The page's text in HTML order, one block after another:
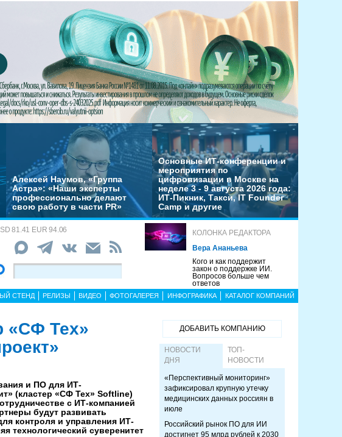
Алексей Наумов, «Группа
Астра»: «Наши эксперты
профессионально делают
свою работу в части PR»
Основные ИТ-конференции и
мероприятия по
цифровизации в Москве на
неделе 3 - 9 августа 2026 года:
ИТ-Пикник, Такси, IT Founder
Camp и другие
81.41 EUR 94.06
КОЛОНКА РЕДАКТОРА
Вера Ананьева
Кого и как поддержит
закон о поддержке ИИ.
Вопросов больше чем
ответов
СТЕНД РЕЛИЗЫ ВИДЕО ФОТОГАЛЕРЕЯ ИНФОГРАФИКА КАТАЛОГ КОМПАНИЙ
«СФ Тех»
и ПО для ИТ-
(кластер «СФ Тех» Softline)
с ИТ-компанией
будут развивать
контроля и управления ИТ-
технологический суверенитет
ДОБАВИТЬ КОМПАНИЮ
НОВОСТИ
ДНЯ
ТОП-
НОВОСТИ
«Перспективный мониторинг»
зафиксировал крупную утечку
медицинских данных россиян в
июле
Российский рынок ПО для ИИ
достигнет 95 млрд рублей к 2030